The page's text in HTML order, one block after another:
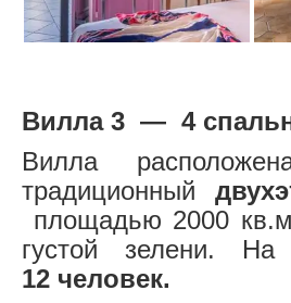
Вилла 3 — 4
Вилла
традиционный
площадью 2000
густой зелени.
12 человек.